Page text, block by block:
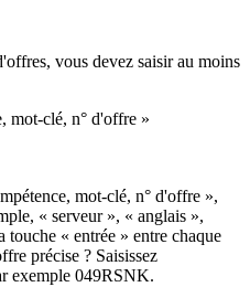
vous devez saisir au moins
mot-clé, n° d'offre »
mot-clé, n° d'offre »,
« serveur », « anglais »,
touche « entrée » entre chaque
précise ? Saisissez
exemple 049RSNK.